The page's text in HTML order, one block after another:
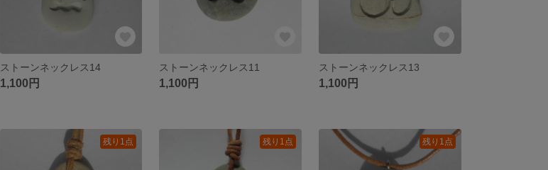
ストーンネックレス14
1,100円
ストーンネックレス11
1,100円
ストーンネックレス13
1,100円
残り1点 残り1点 残り1点